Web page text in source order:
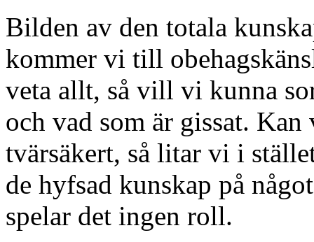
Bilden av den totala
kommer vi till
veta allt, så vill vi kunna
och vad som är gissat.
tvärsäkert, så litar vi i
de hyfsad kunskap på
spelar det ingen roll.